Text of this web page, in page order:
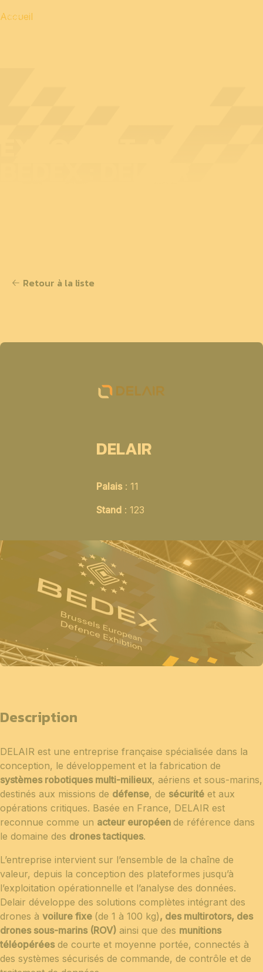
Accueil
Retour à la liste
DELAIR
Palais: 11
Stand: 123
Description
DELAIR est une entreprise française spécialisée dans la
conception, le développement et la fabrication de
systèmes robotiques multi-milieux, aériens et sous-marins,
destinés aux missions de défense, de sécurité et aux
opérations critiques. Basée en France, DELAIR est
reconnue comme un acteur européen de référence dans
le domaine des drones tactiques.
L’entreprise intervient sur l’ensemble de la chaîne de
valeur, depuis la conception des plateformes jusqu’à
l’exploitation opérationnelle et l’analyse des données.
Delair développe des solutions complètes intégrant des
drones à voilure fixe (de 1 à 100 kg), des multirotors, des
drones sous-marins (ROV) ainsi que des munitions
téléopéréesde courte et moyenne portée, connectés à
des systèmes sécurisés de commande, de contrôle et de